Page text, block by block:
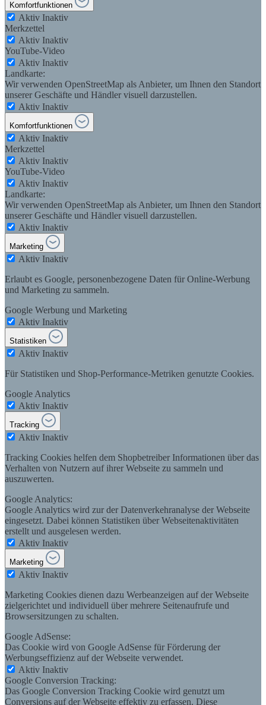
Komfortfunktionen
Aktiv Inaktiv
Merkzettel
Aktiv Inaktiv
YouTube-Video
Aktiv Inaktiv
Landkarte:
Wir verwenden OpenStreetMap als Anbieter, um Ihnen den Standort
unserer Geschäfte und Händler visuell darzustellen.
Aktiv Inaktiv
Komfortfunktionen
Aktiv Inaktiv
Merkzettel
Aktiv Inaktiv
YouTube-Video
Aktiv Inaktiv
Landkarte:
Wir verwenden OpenStreetMap als Anbieter, um Ihnen den Standort
unserer Geschäfte und Händler visuell darzustellen.
Aktiv Inaktiv
Marketing
Aktiv Inaktiv
Erlaubt es Google, personenbezogene Daten für Online-Werbung
und Marketing zu sammeln.
Google Werbung und Marketing
Aktiv Inaktiv
Statistiken
Aktiv Inaktiv
Für Statistiken und Shop-Performance-Metriken genutzte Cookies.
Google Analytics
Aktiv Inaktiv
Tracking
Aktiv Inaktiv
Tracking Cookies helfen dem Shopbetreiber Informationen über das
Verhalten von Nutzern auf ihrer Webseite zu sammeln und
auszuwerten.
Google Analytics:
Google Analytics wird zur der Datenverkehranalyse der Webseite
eingesetzt. Dabei können Statistiken über Webseitenaktivitäten
erstellt und ausgelesen werden.
Aktiv Inaktiv
Marketing
Aktiv Inaktiv
Marketing Cookies dienen dazu Werbeanzeigen auf der Webseite
zielgerichtet und individuell über mehrere Seitenaufrufe und
Browsersitzungen zu schalten.
Google AdSense:
Das Cookie wird von Google AdSense für Förderung der
Werbungseffizienz auf der Webseite verwendet.
Aktiv Inaktiv
Google Conversion Tracking:
Das Google Conversion Tracking Cookie wird genutzt um
Conversions auf der Webseite effektiv zu erfassen. Diese